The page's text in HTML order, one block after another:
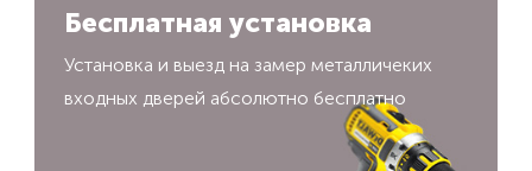
Бесплатная установка
Установка и выезд на замер металличеких
входных дверей абсолютно бесплатно